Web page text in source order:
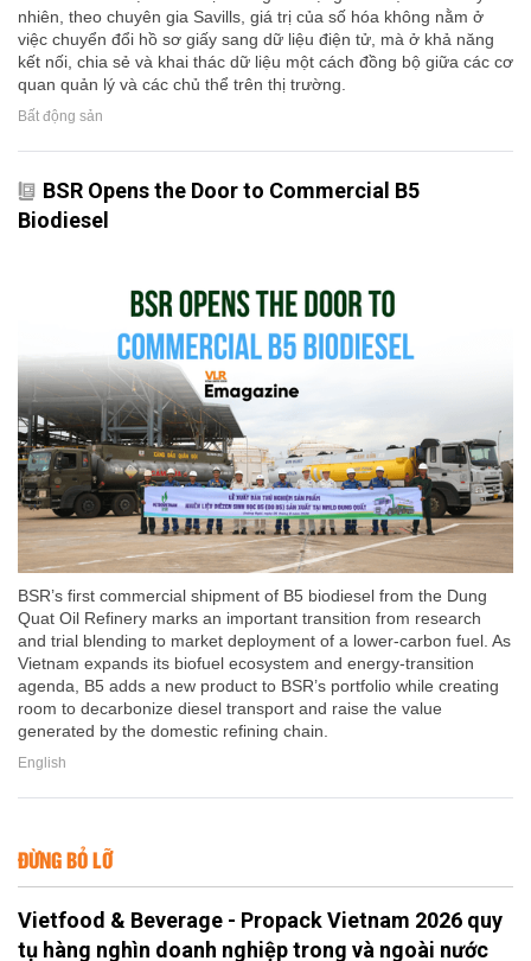
nhiên, theo chuyên gia Savills, giá trị của số hóa không nằm ở
việc chuyển đổi hồ sơ giấy sang dữ liệu điện tử, mà ở khả năng
kết nối, chia sẻ và khai thác dữ liệu một cách đồng bộ giữa các cơ
quan quản lý và các chủ thể trên thị trường.
Bất động sản
BSR Opens the Door to Commercial B5
Biodiesel
BSR’s first commercial shipment of B5 biodiesel from the Dung
Quat Oil Refinery marks an important transition from research
and trial blending to market deployment of a lower-carbon fuel. As
Vietnam expands its biofuel ecosystem and energy-transition
agenda, B5 adds a new product to BSR’s portfolio while creating
room to decarbonize diesel transport and raise the value
generated by the domestic refining chain.
English
ĐỪNG BỎ LỠ
Vietfood & Beverage - Propack Vietnam 2026 quy
tụ hàng nghìn doanh nghiệp trong và ngoài nước